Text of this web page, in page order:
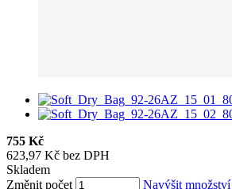
755 Kč
623,97 Kč bez DPH
Skladem
Změnit počet
Navýšit množství